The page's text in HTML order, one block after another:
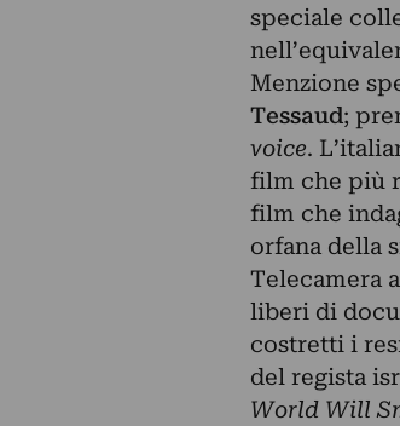
speciale
Menzione
Tessaud;
voice.
film che più
film che
orfana della
Telecamera
liberi di
costretti i
del regista
World Will